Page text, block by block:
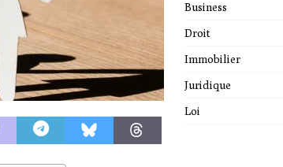
Business
Droit
Immobilier
Juridique
Loi